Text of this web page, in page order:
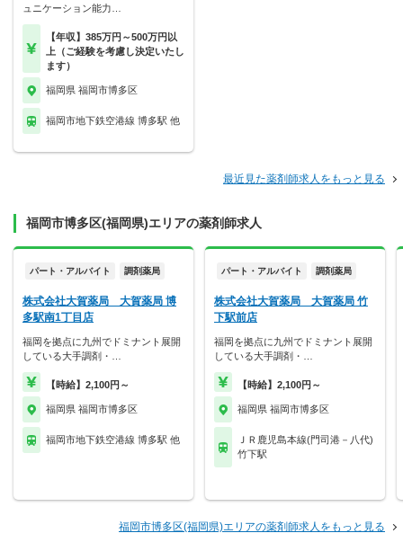
ュニケーション能力…
【年収】385万円～500万円以
上（ご経験を考慮し決定いたし
ます）
福岡県 福岡市博多区
福岡市地下鉄空港線 博多駅 他
最近見た薬剤師求人をもっと見る
福岡市博多区(福岡県)エリアの薬剤師求人
パート・アルバイト 調剤薬局
株式会社大賀薬局 大賀薬局 博
多駅南1丁目店
福岡を拠点に九州でドミナント展開
している大手調剤・…
【時給】2,100円～
福岡県 福岡市博多区
福岡市地下鉄空港線 博多駅 他
パート・アルバイト 調剤薬局
株式会社大賀薬局 大賀薬局 竹
下駅前店
福岡を拠点に九州でドミナント展開
している大手調剤・…
【時給】2,100円～
福岡県 福岡市博多区
ＪＲ鹿児島本線(門司港－八代)
竹下駅
福岡市博多区(福岡県)エリアの薬剤師求人をもっと見る